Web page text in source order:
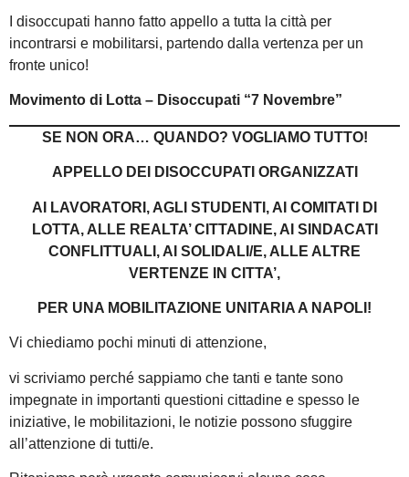
I disoccupati hanno fatto appello a tutta la città per
incontrarsi e mobilitarsi, partendo dalla vertenza per un
fronte unico!
Movimento di Lotta – Disoccupati “7 Novembre”
SE NON ORA… QUANDO? VOGLIAMO TUTTO!
APPELLO DEI DISOCCUPATI ORGANIZZATI
AI LAVORATORI, AGLI STUDENTI, AI COMITATI DI
LOTTA, ALLE REALTA’ CITTADINE, AI SINDACATI
CONFLITTUALI, AI SOLIDALI/E, ALLE ALTRE
VERTENZE IN CITTA’,
PER UNA MOBILITAZIONE UNITARIA A NAPOLI!
Vi chiediamo pochi minuti di attenzione,
vi scriviamo perché sappiamo che tanti e tante sono
impegnate in importanti questioni cittadine e spesso le
iniziative, le mobilitazioni, le notizie possono sfuggire
all’attenzione di tutti/e.